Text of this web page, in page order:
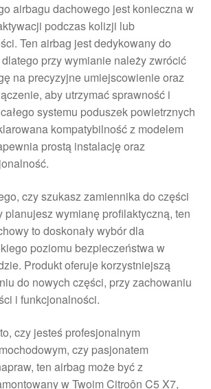
airbagu dachowego jest konieczna w
podczas kolizji lub
Ten airbag jest dedykowany do
przy wymianie należy zwrócić
na precyzyjne umiejscowienie oraz
aby utrzymać sprawność i
systemu poduszek powietrznych
kompatybilność z modelem
prostą instalację oraz
czy szukasz zamiennika do części
planujesz wymianę profilaktyczną, ten
to doskonały wybór dla
poziomu bezpieczeństwa w
Produkt oferuje korzystniejszą
do nowych części, przy zachowaniu
i funkcjonalności.
czy jesteś profesjonalnym
czy pasjonatem
ten airbag może być z
w Twoim Citroôn C5 X7,